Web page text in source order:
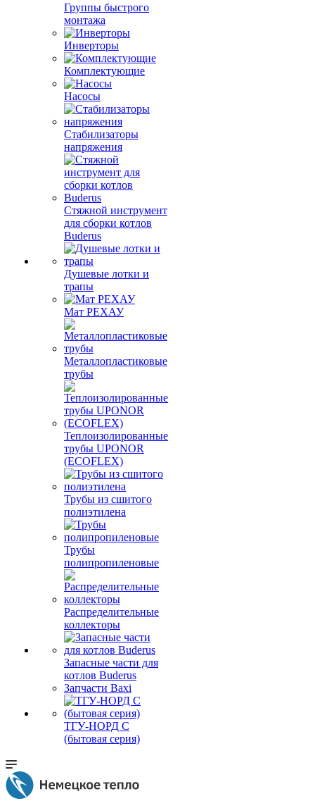
Группы быстрого
монтажа
Инверторы
Комплектующие
Насосы
Стабилизаторы
напряжения
Стяжной инструмент
для сборки котлов
Buderus
Душевые лотки и
трапы
Мат РЕХАУ
Металлопластиковые
трубы
Теплоизолированные
трубы UPONOR
(ECOFLEX)
Трубы из сшитого
полиэтилена
Трубы
полипропиленовые
Распределительные
коллекторы
Запасные части для
котлов Buderus
Запчасти Baxi
ТГУ-НОРД С
(бытовая серия)